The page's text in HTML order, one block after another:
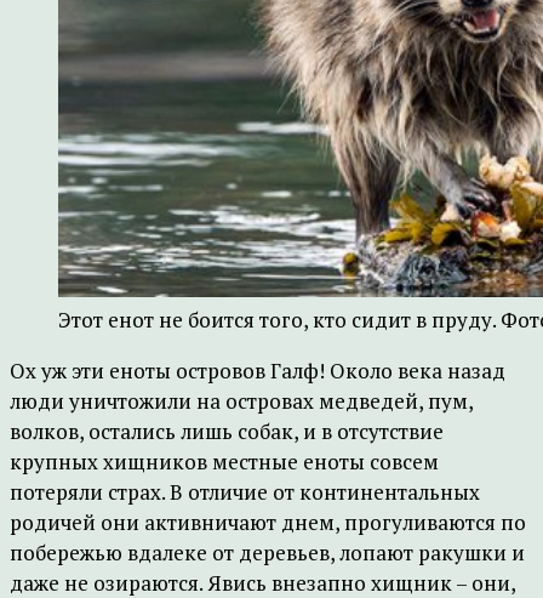
Этот енот не боится того, кто сидит в пруду.
Ох уж эти еноты островов Галф! Около века назад
люди уничтожили на островах медведей, пум,
волков, остались лишь собак, и в отсутствие
крупных хищников местные еноты совсем
потеряли страх. В отличие от континентальных
родичей они активничают днем, прогуливаются по
побережью вдалеке от деревьев, лопают ракушки и
даже не озираются. Явись внезапно хищник – они,